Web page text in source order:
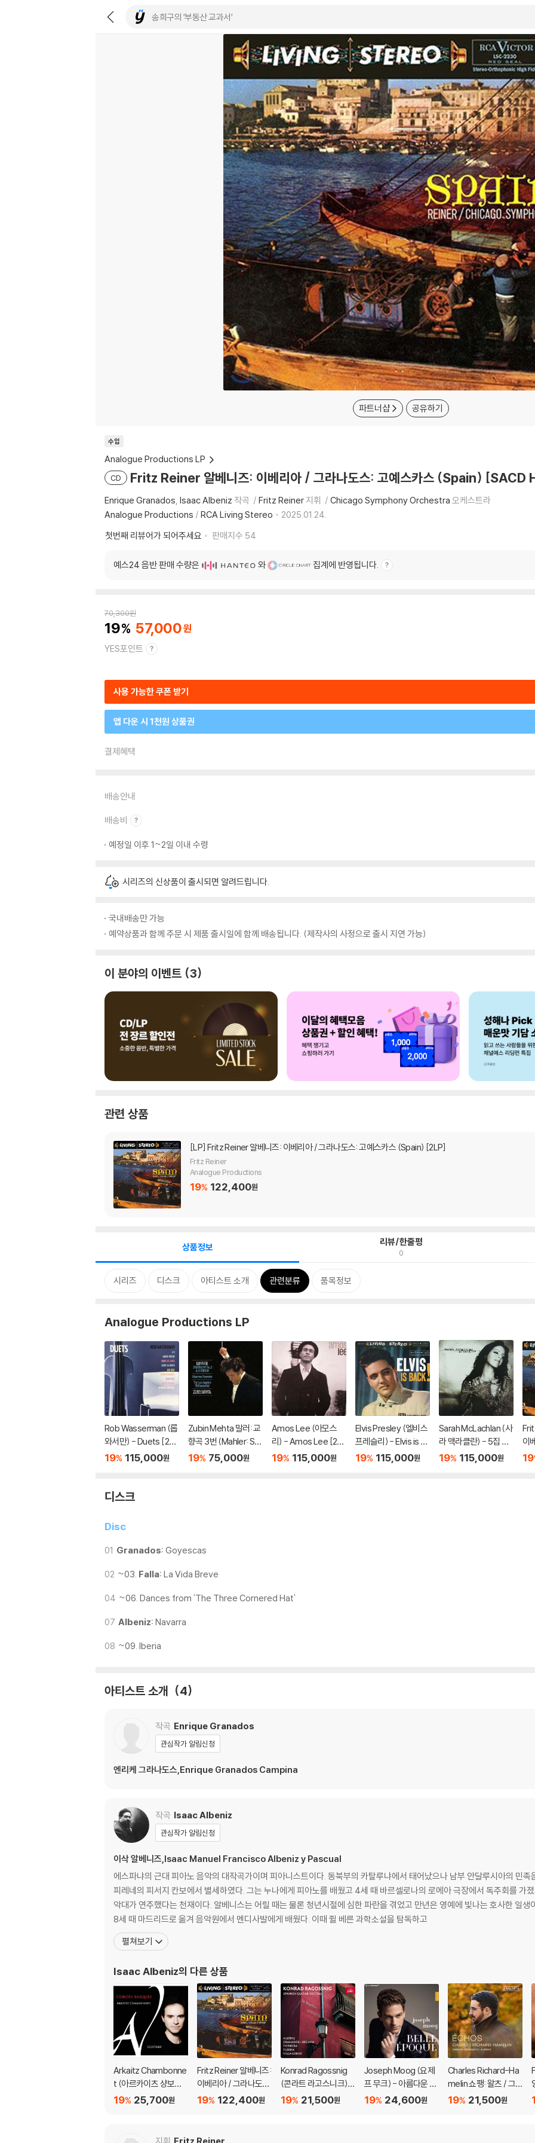
파트너샵 공유하기
수입
Analogue Productions LP
CD Fritz Reiner 알베니즈: 이베리아 / 그라나도스: 고예스카스 (Spain)
Enrique Granados Isaac Albeniz 작곡 Fritz Reiner 지휘 Chicago Symphony Orchestra 오케스트라
Analogue Productions / RCA Living Stereo
2025.01.24.
첫번째 리뷰어가 되어주세요
판매지수 54
예스24 음반 판매 수량은 와 집계에 반영됩니다.
70,300원
19 57,000
YES포인트
사용 가능한 쿠폰 받기
앱 다운 시 1천원 상품권
결제혜택
배송안내
배송비
예정일 이후 1~2일 이내 수령
시리즈의 신상품이 출시되면 알려드립니다.
국내배송만 가능
예약상품과 함께 주문 시 제품 출시일에 함께 배송됩니다. (제작사의 사정으로 출시 지연 가능)
이 분야의 이벤트 3
관련 상품
[LP] Fritz Reiner 알베니즈: 이베리아 / 그라나도스: 고예스카스 (Spain) [2LP]
Fritz Reiner
Analogue Productions
19% 122,400원
상품정보 리뷰/한줄평
0
시리즈 디스크 아티스트 소개 관련분류 품목정보
Analogue Productions LP
Rob Wasserman (롭
와서만) - Duets [2L
P]
19% 115,000원
Zubin Mehta 말러: 교
향곡 3번 (Mahler: Sy
mphony No. 3) [SA
19% 75,000원
Amos Lee (아모스
리) - Amos Lee [2L
P]
19% 115,000원
Elvis Presley (엘비스
프레슬리) - Elvis is Ba
ck! [2LP]
19% 115,000원
Sarah McLachlan (사
라 맥라클란) - 5집 Af
terglow [2LP]
19% 115,000원
이
스:
19
디스크
Disc
01 Granados: Goyescas
02 ~03. Falla: La Vida Breve
04 ~06. Dances from 'The Three Cornered Hat'
07 Albeniz: Navarra
08 ~09. Iberia
아티스트 소개 4
작곡 Enrique Granados
관심작가 알림신청
엔리케 그라나도스,Enrique Granados Campina
작곡 Isaac Albeniz
관심작가 알림신청
이삭 알베니즈,Isaac Manuel Francisco Albeniz y Pascual
에스파냐의 근대 피아노 음악의 대작곡가이며 피아니스트이다. 동북부의 카탈루냐에서 태어났으나 남부 안달루시아의 민
피레네의 피서지 칸보에서 별세하였다. 그는 누나에게 피아노를 배웠고 4세 때 바르셀로나의 로메아 극장에서 독주회를 가졌고 7세 때 작곡한 파소도블레를 시(市)의 군
악대가 연주했다는 천재이다. 알베니스는 어릴 때는 물론 청년시절에 심한 파란을 겪었고 만년은 영예에 빛나는 호사한 일생이었다. 6세 때 파리에서 마르몽텔에
8세 때 마드리드로 옮겨 음악원에서 멘디사발에게 배웠다. 이때 쥘 베른 과학소설을 탐독하고
펼쳐보기
Isaac Albeniz의 다른 상품
Arkaitz Chambonne
t (아르카이츠 샹보네)
- Cordes Basques
25,700원
19%
Fritz Reiner 알베니즈:
이베리아 / 그라나도
스: 고예스카스 (Spai
122,400원
19%
Konrad Ragossnig
(콘라트 라고스니크) -
스페인 기타 리사이틀
21,500원
19%
Joseph Moog (요제
프 무크) - 아름다운 시
절 - 피아노 소품집 (B
24,600원
19%
Charles Richard-Ha
melin 쇼팽: 왈츠 / 그
라나도스: 시적 왈츠 /
21,500원
19%